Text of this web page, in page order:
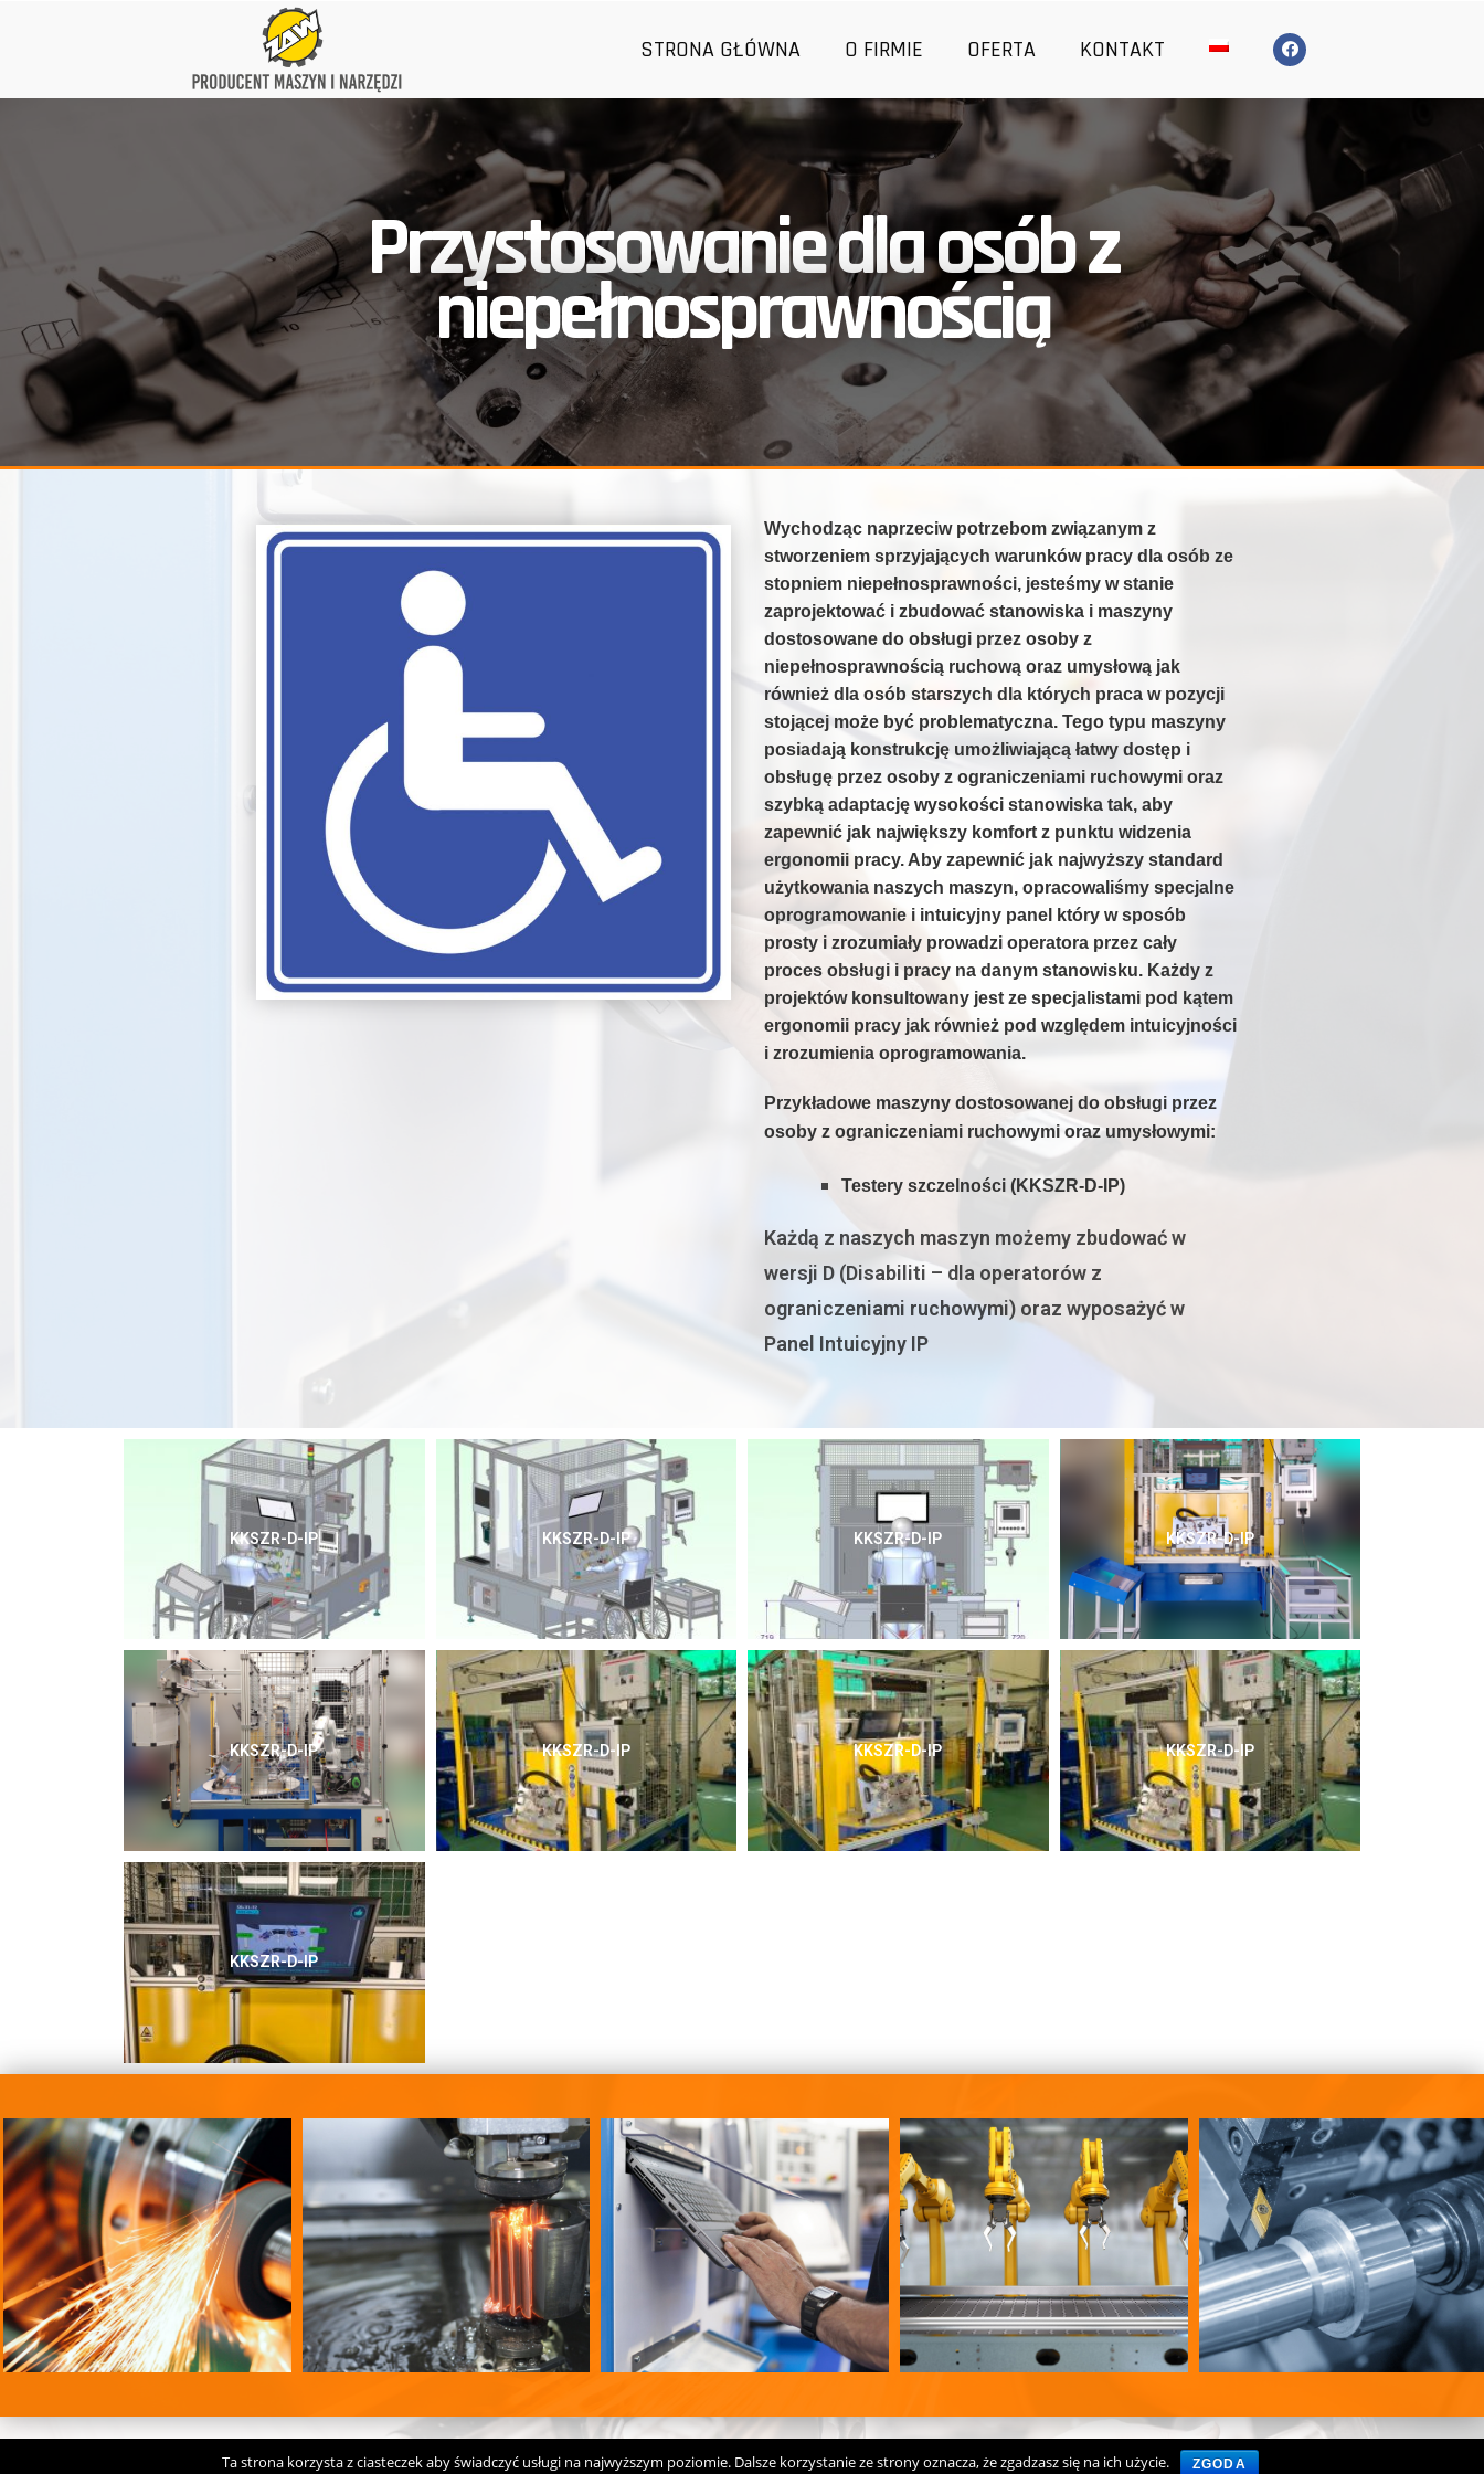
STRONA GŁÓWNA O FIRMIE OFERTA KONTAKT
Przystosowanie dla osób z
niepełnosprawnością
Wychodząc naprzeciw potrzebom związanym z
stworzeniem sprzyjających warunków pracy dla osób ze
stopniem niepełnosprawności, jesteśmy w stanie
zaprojektować i zbudować stanowiska i maszyny
dostosowane do obsługi przez osoby z
niepełnosprawnością ruchową oraz umysłową jak
również dla osób starszych dla których praca w pozycji
stojącej może być problematyczna. Tego typu maszyny
posiadają konstrukcję umożliwiającą łatwy dostęp i
obsługę przez osoby z ograniczeniami ruchowymi oraz
szybką adaptację wysokości stanowiska tak, aby
zapewnić jak największy komfort z punktu widzenia
ergonomii pracy. Aby zapewnić jak najwyższy standard
użytkowania naszych maszyn, opracowaliśmy specjalne
oprogramowanie i intuicyjny panel który w sposób
prosty i zrozumiały prowadzi operatora przez cały
proces obsługi i pracy na danym stanowisku. Każdy z
projektów konsultowany jest ze specjalistami pod kątem
ergonomii pracy jak również pod względem intuicyjności
i zrozumienia oprogramowania.
Przykładowe maszyny dostosowanej do obsługi przez
osoby z ograniczeniami ruchowymi oraz umysłowymi:
Testery szczelności (KKSZR-D-IP)
Każdą z naszych maszyn możemy zbudować w
wersji D (Disabiliti – dla operatorów z
ograniczeniami ruchowymi) oraz wyposażyć w
Panel Intuicyjny IP
KKSZR-D-IP KKSZR-D-IP KKSZR-D-IP KKSZR-D-IP
KKSZR-D-IP KKSZR-D-IP KKSZR-D-IP KKSZR-D-IP
KKSZR-D-IP
Ta strona korzysta z ciasteczek aby świadczyć usługi na najwyższym poziomie. Dalsze korzystanie ze strony oznacza, że zgadzasz się na ich użycie. ZGODA